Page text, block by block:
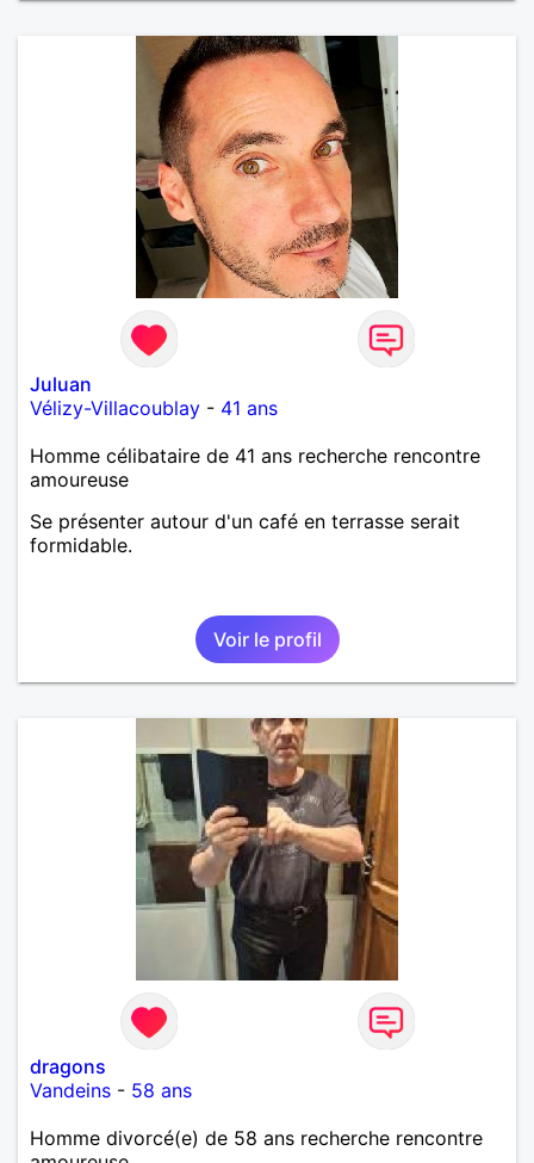
Juluan
Vélizy-Villacoublay - 41 ans
Homme célibataire de 41 ans recherche rencontre
amoureuse
Se présenter autour d'un café en terrasse serait
formidable.
Voir le profil
dragons
Vandeins - 58 ans
Homme divorcé(e) de 58 ans recherche rencontre